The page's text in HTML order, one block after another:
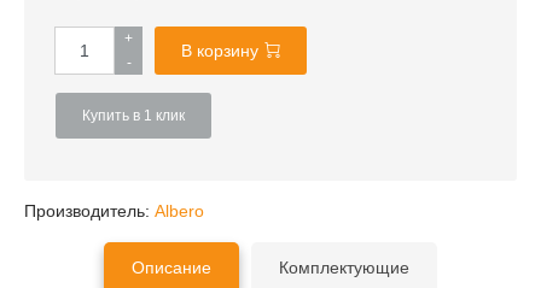
+
-
В корзину
Купить в 1 клик
Производитель: Albero
Описание Комплектующие